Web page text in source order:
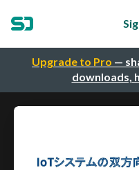
Upgrade to Pro —
downloads,